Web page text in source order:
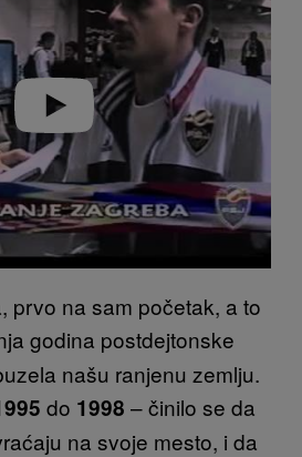
prvo na sam početak, a to
godina postdejtonske
našu ranjenu zemlju.
do 1998 – činilo se da
na svoje mesto, i da